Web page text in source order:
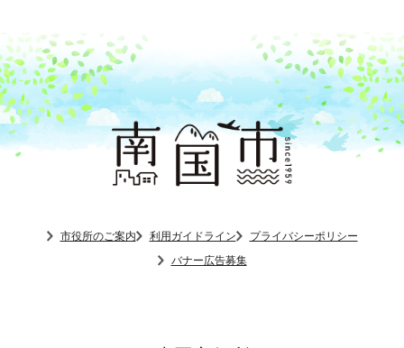
市役所のご案内 利用ガイドライン
プライバシーポリシー
バナー広告募集